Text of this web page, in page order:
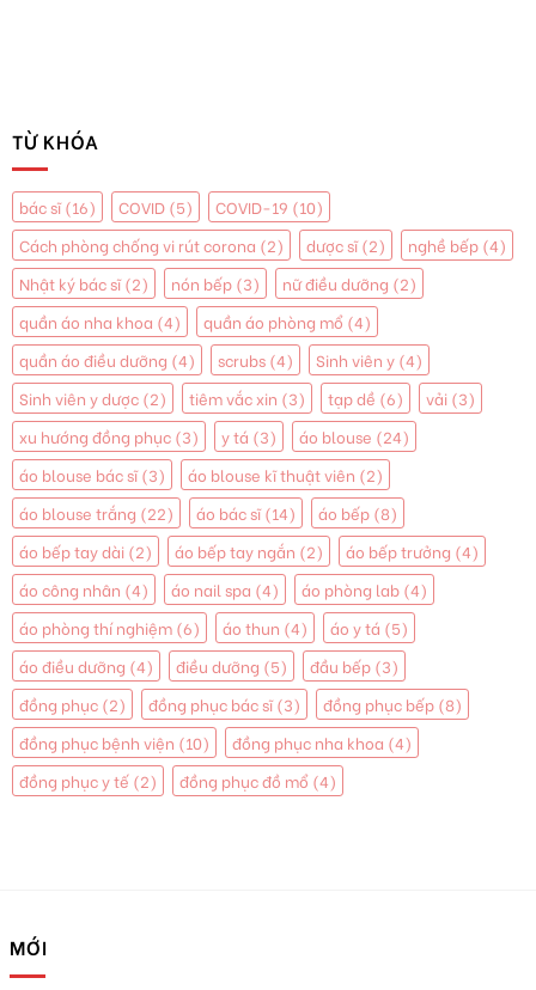
TỪ KHÓA
bác sĩ(16) COVID (5) COVID-19 (10)
Cách phòng chống vi rút corona (2) dược sĩ(2) nghề bếp (4)
Nhật ký bác sĩ(2) nón bếp (3) nữ điều dưỡng (2)
quần áo nha khoa (4) quần áo phòng mổ (4)
quần áo điều dưỡng (4) scrubs (4) Sinh viên y (4)
Sinh viên y dược (2) tiêm vắc xin (3) tạp dề (6) vải (3)
xu hướng đồng phục (3) y tá (3) áo blouse (24)
áo blouse bác sĩ(3) áo blouse kĩ thuật viên (2)
áo blouse trắng (22) áo bác sĩ(14) áo bếp (8)
áo bếp tay dài (2) áo bếp tay ngắn (2) áo bếp trưởng (4)
áo công nhân (4) áo nail spa (4) áo phòng lab (4)
áo phòng thí nghiệm (6) áo thun (4) áo y tá (5)
áo điều dưỡng (4) điều dưỡng (5) đầu bếp (3)
đồng phục (2) đồng phục bác sĩ(3) đồng phục bếp (8)
đồng phục bệnh viện (10) đồng phục nha khoa (4)
đồng phục y tế (2) đồng phục đồ mổ (4)
MỚI